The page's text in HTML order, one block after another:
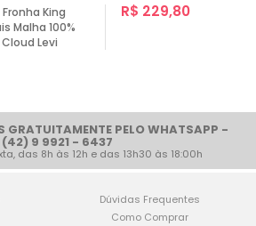
King
Malha 100%
Levi
R$ 229,80
GRATUITAMENTE PELO WHATSAPP -
(42) 9 9921 - 6437
das 8h às 12h e das 13h30 às 18:00h
Dúvidas Frequentes
Como Comprar